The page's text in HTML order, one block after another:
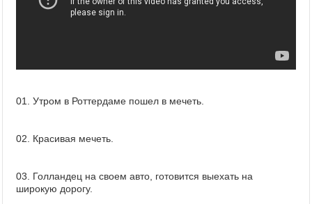
01. Утром в Роттердаме пошел в мечеть.
02. Красивая мечеть.
03. Голландец на своем авто, готовится выехать на
широкую дорогу.